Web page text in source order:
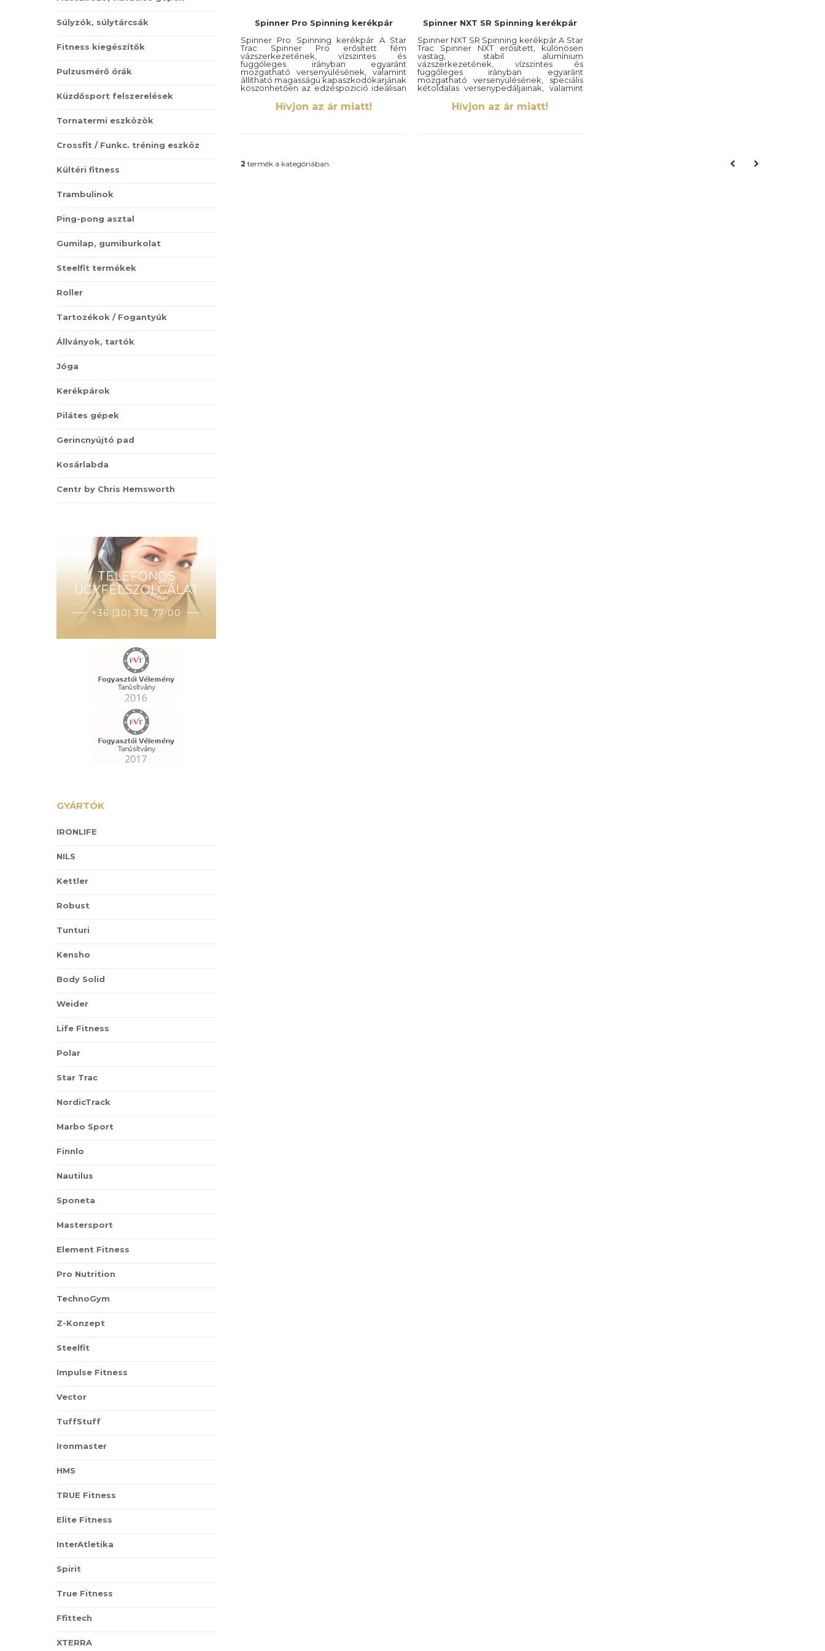
Súlyzók, súlytárcsák
Fitness kiegészítők
Pulzusmérő órák
Küzdősport felszerelések
Tornatermi eszközök
Crossfit / Funkc. tréning eszköz
Kültéri fitness
Trambulinok
Ping-pong asztal
Gumilap, gumiburkolat
Steelfit termékek
Roller
Tartozékok / Fogantyúk
Állványok, tartók
Jóga
Kerékpárok
Pilátes gépek
Gerincnyújtó pad
Kosárlabda
Centr by Chris Hemsworth
TELEFONOS
ÜGYFÉLSZOLGÁLAT
+36 (30) 313 77 00
GYÁRTÓK
IRONLIFE
NILS
Kettler
Robust
Tunturi
Kensho
Body Solid
Weider
Life Fitness
Polar
Star Trac
NordicTrack
Marbo Sport
Finnlo
Nautilus
Sponeta
Mastersport
Element Fitness
Pro Nutrition
TechnoGym
Z-Konzept
Steelfit
Impulse Fitness
Vector
TuffStuff
Ironmaster
HMS
TRUE Fitness
Elite Fitness
InterAtletika
Spirit
True Fitness
Ffittech
XTERRA
Spinner Pro Spinning kerékpár
Spinner Pro Spinning kerékpár A Star
Trac Spinner Pro erősített fém
vázszerkezetének, vízszintes és
függőleges irányban egyaránt
mozgatható versenyülésének, valamint
állítható magasságú kapaszkodókarjának
köszönhetően az edzéspozició ideálisan
Hívjon az ár miatt!
Spinner NXT SR Spinning kerékpár
Spinner NXT SR Spinning kerékpár A Star
Trac Spinner NXT erősített, különösen
vastag, stabil alumínium
vázszerkezetének, vízszintes és
függőleges irányban egyaránt
mozgatható versenyülésének, speciális
kétoldalas versenypedáljainak, valamint
Hívjon az ár miatt!
2 termék a kategóriában.